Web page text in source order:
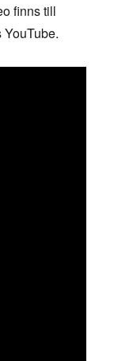
finns till